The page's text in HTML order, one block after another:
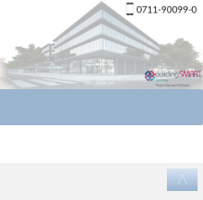
/\